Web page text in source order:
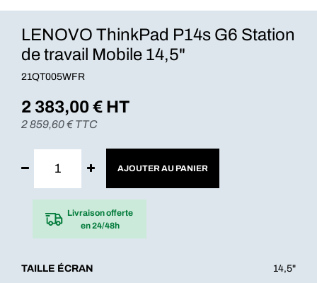
LENOVO ThinkPad P14s G6 Station
de travail Mobile 14,5"
21QT005WFR
2 383,00€ HT
2 859,60€ TTC
AJOUTER AU PANIER
Livraison offerte
en 24/48h
TAILLE ÉCRAN
14,5"